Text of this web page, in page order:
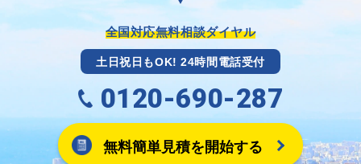
※キャッシュバックの金額は契約金額によって異なり
ます。
全国対応無料相談ダイヤル
土日祝日もOK! 24時間電話受付
0120-690-287
無料簡単見積を開始する